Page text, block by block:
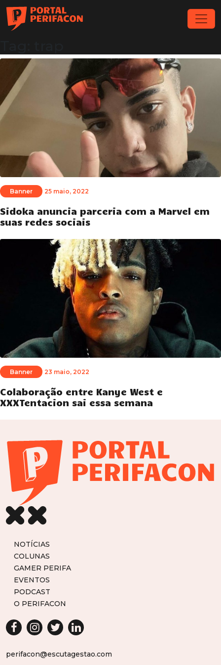
Banner 25 maio, 2022
Sidoka anuncia parceria com a Marvel em
suas redes sociais
Banner 23 maio, 2022
Colaboração entre Kanye West e
XXXTentacion sai essa semana
NOTÍCIAS
COLUNAS
GAMER PERIFA
EVENTOS
PODCAST
O PERIFACON
perifacon@escutagestao.com